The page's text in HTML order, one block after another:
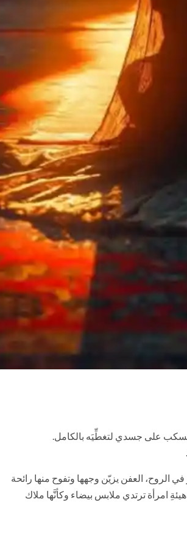
على جسدي لتغطِّيَه بالكامل.
الروح، العفن يزيّن وجهها وتفوح منها رائحة
امرأة ترتدي ملابس بيضاء وكأنَّها ملاك